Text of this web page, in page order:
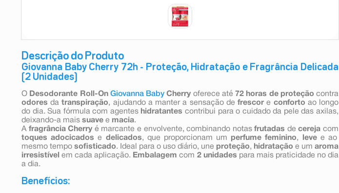
Descrição do Produto
Giovanna Baby Cherry 72h - Proteção, Hidratação e Fragrância Delicada
(2 Unidades)
O Desodorante Roll-On Giovanna Baby Cherry oferece até 72 horas de proteção contra
odoresdatranspiração, ajudando a manter a sensação de frescore conforto ao longo
do dia. Sua fórmula com agenteshidratantes contribui para o cuidado da pele das axilas,
deixando-a mais suave e macia.
A fragrância Cherry é marcante e envolvente, combinando notasfrutadas de cereja com
toques adocicados e delicados, que proporcionam um perfume feminino, levee ao
mesmo tempo sofisticado. Ideal para o uso diário, une proteção, hidratação e um aroma
irresistível em cada aplicação. Embalagemcom 2 unidades para mais praticidade no dia
a dia.
Benefícios: